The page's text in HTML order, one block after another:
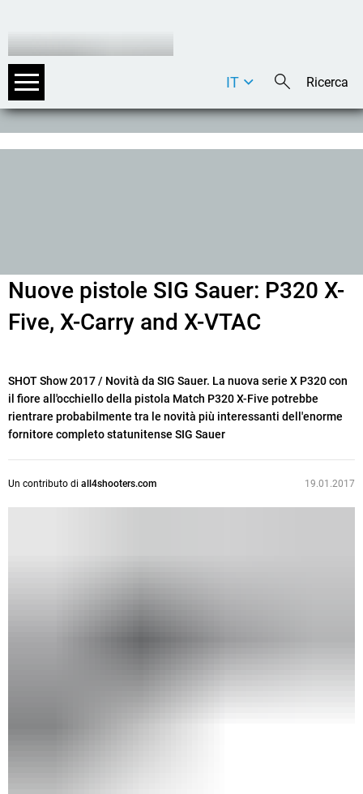
DE
IT
Nuove pistole SIG Sauer: P320 X-
Five, X-Carry and X-VTAC
SHOT Show 2017 / Novità da SIG Sauer. La nuova serie X P320 con
il fiore all'occhiello della pistola Match P320 X-Five potrebbe
rientrare probabilmente tra le novità più interessanti dell'enorme
fornitore completo statunitense SIG Sauer
Un contributo di all4shooters.com 19.01.2017